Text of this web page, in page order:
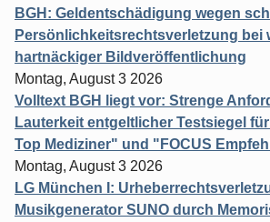
BGH: Geldentschädigung wegen
Persönlichkeitsrechtsverletzung bei
hartnäckiger Bildveröffentlichung
Montag, August 3 2026
Volltext BGH liegt vor: Strenge
Lauterkeit entgeltlicher Testsiegel
Top Mediziner" und "FOCUS
Montag, August 3 2026
LG München I:
Musikgenerator SUNO durch